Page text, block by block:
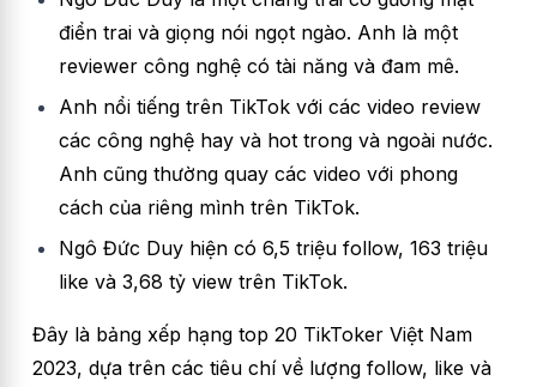
điển trai và giọng nói ngọt ngào. Anh là một
reviewer công nghệ có tài năng và đam mê.
Anh nổi tiếng trên TikTok với các video review
các công nghệ hay và hot trong và ngoài nước.
Anh cũng thường quay các video với phong
cách của riêng mình trên TikTok.
Ngô Đức Duy hiện có 6,5 triệu follow, 163 triệu
like và 3,68 tỷ view trên TikTok.
Đây là bảng xếp hạng top 20 TikToker Việt Nam
2023, dựa trên các tiêu chí về lượng follow, like và